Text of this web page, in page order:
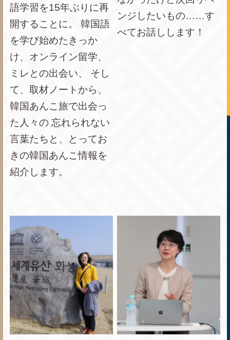
語学習を15年ぶりに再
開することに。 韓国語
を学び始めたきっか
け、オンライン留学、
ミレとの出会い、 そし
て、取材ノートから、
韓国あんこ旅で出会っ
た人々の 忘れられない
言葉たちと、とってお
きの韓国あんこ情報を
紹介します。
ンジしたいもの……す
べてお話しします！